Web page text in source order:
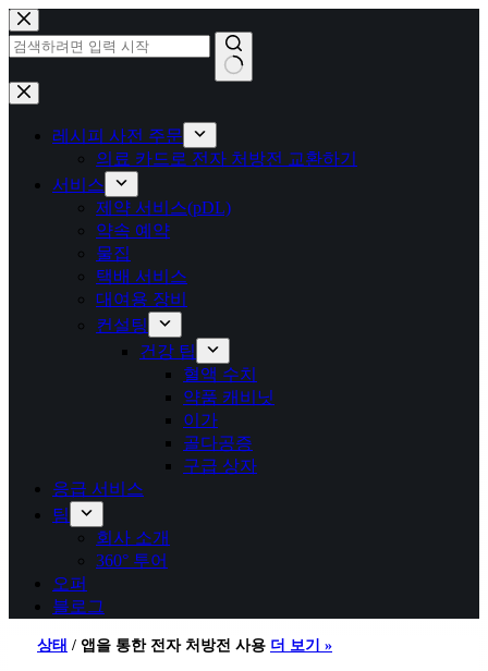
콘
텐
츠
로
건
결
레시피 사전 주문
의료 카드로 전자 처방전 교환하기
서비스
제약 서비스(pDL)
약속 예약
물집
택배 서비스
대여용 장비
컨설팅
건강 팁
혈액 수치
약품 캐비닛
이가
골다공증
구급 상자
응급 서비스
팀
회사 소개
360° 투어
오퍼
블로그
상태 / 앱을 통한 전자 처방전 사용 더 보기 »